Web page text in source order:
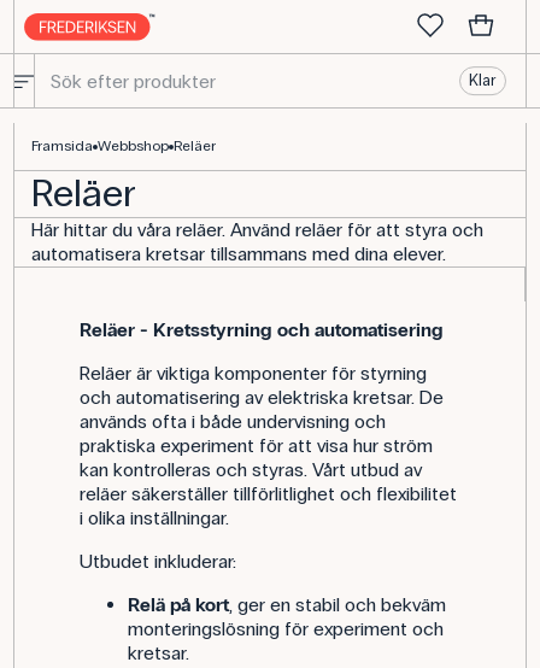
Klar
Framsida Webbshop Reläer
Reläer
Här hittar du våra reläer. Använd reläer för att styra och
automatisera kretsar tillsammans med dina elever.
Reläer - Kretsstyrning och automatisering
Reläer är viktiga komponenter för styrning
och automatisering av elektriska kretsar. De
används ofta i både undervisning och
praktiska experiment för att visa hur ström
kan kontrolleras och styras. Vårt utbud av
reläer säkerställer tillförlitlighet och flexibilitet
i olika inställningar.
Utbudet inkluderar:
Relä på kort, ger en stabil och bekväm
monteringslösning för experiment och
kretsar.